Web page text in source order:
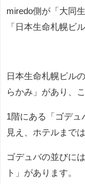
miredo側が「大同
「日本生命札幌ビ
日本生命札幌ビル
らかみ」があり、
1階にある「ゴデ
見え、ホテルまで
ゴデュバの並びに
ト」があります。